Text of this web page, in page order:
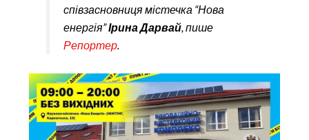
співзасновниця містечка “Нова
енергія”Ірина Дарвай, пише
Репортер.